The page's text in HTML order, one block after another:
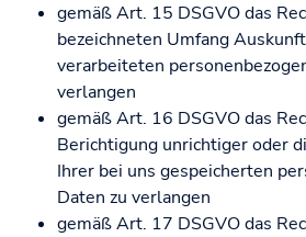
gemäß Art. 15 DSGVO das
bezeichneten Umfang
verarbeiteten
verlangen
gemäß Art. 16 DSGVO das
Berichtigung unrichtiger oder
Ihrer bei uns gespeicherten
Daten zu verlangen
gemäß Art. 17 DSGVO das